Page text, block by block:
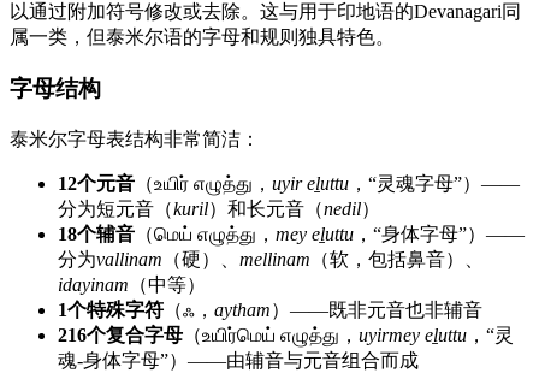
以通过附加符号修改或去除。这与用于印地语的Devanagari同
属一类，但泰米尔语的字母和规则独具特色。
字母结构
泰米尔字母表结构非常简洁：
12个元音 （உயிர் எழுத்து， uyir eḻuttu ，“灵魂字母”）——
分为短元音（kuril）和长元音（nedil）
18个辅音 （மெய் எழுத்து， mey eḻuttu ，“身体字母”）——
分为vallinam （硬）、 mellinam （软，包括鼻音）、
idayinam （中等）
1个特殊字符 （ஃ， aytham）——既非元音也非辅音
216个复合字母 （உயிர்மெய் எழுத்து， uyirmey eḻuttu ，“灵
魂-身体字母”）——由辅音与元音组合而成